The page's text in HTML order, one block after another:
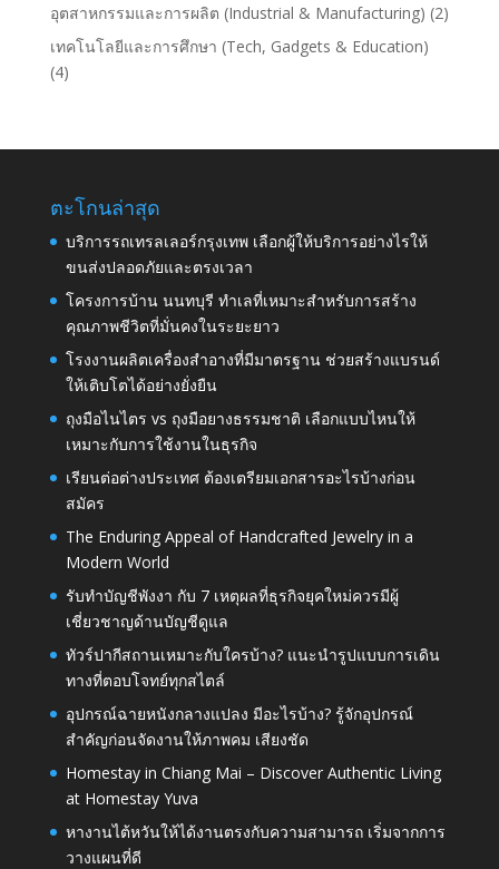
อุตสาหกรรมและการผลิต (Industrial & Manufacturing) (2)
เทคโนโลยีและการศึกษา (Tech, Gadgets & Education)
(4)
ตะโกนล่าสุด
บริการรถเทรลเลอร์กรุงเทพ เลือกผู้ให้บริการอย่างไรให้
ขนส่งปลอดภัยและตรงเวลา
โครงการบ้าน นนทบุรี ทำเลที่เหมาะสำหรับการสร้าง
คุณภาพชีวิตที่มั่นคงในระยะยาว
โรงงานผลิตเครื่องสำอางที่มีมาตรฐาน ช่วยสร้างแบรนด์
ให้เติบโตได้อย่างยั่งยืน
ถุงมือไนไตร vs ถุงมือยางธรรมชาติ เลือกแบบไหนให้
เหมาะกับการใช้งานในธุรกิจ
เรียนต่อต่างประเทศ ต้องเตรียมเอกสารอะไรบ้างก่อน
สมัคร
The Enduring Appeal of Handcrafted Jewelry in a
Modern World
รับทำบัญชีพังงา กับ 7 เหตุผลที่ธุรกิจยุคใหม่ควรมีผู้
เชี่ยวชาญด้านบัญชีดูแล
ทัวร์ปากีสถานเหมาะกับใครบ้าง? แนะนำรูปแบบการเดิน
ทางที่ตอบโจทย์ทุกสไตล์
อุปกรณ์ฉายหนังกลางแปลง มีอะไรบ้าง? รู้จักอุปกรณ์
สำคัญก่อนจัดงานให้ภาพคม เสียงชัด
Homestay in Chiang Mai – Discover Authentic Living
at Homestay Yuva
หางานไต้หวันให้ได้งานตรงกับความสามารถ เริ่มจากการ
วางแผนที่ดี